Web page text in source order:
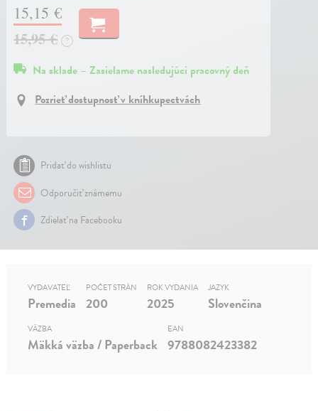
15,15 €
15,95 €
?
Na sklade – Zasielame nasledujúci pracovný deň
Pozrieť dostupnosť v kníhkupectvách
Pridať do wishlistu
Odporučiť známemu
Zdielať na Facebooku
VYDAVATEĽ
Premedia
POČET STRÁN
200
ROK VYDANIA
2025
JAZYK
Slovenčina
VÄZBA
Mäkká väzba / Paperback
EAN
9788082423382